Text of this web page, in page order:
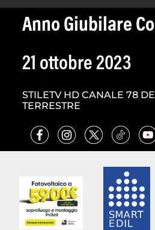
Anno Giubilare
21 ottobre 2023
STILETV HD CANALE 78
TERRESTRE